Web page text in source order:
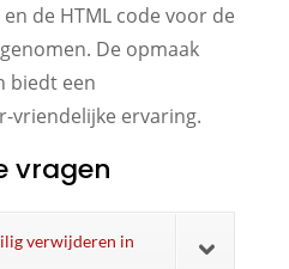
de HTML code voor de
De opmaak
biedt een
vriendelijke ervaring.
vragen
verwijderen in